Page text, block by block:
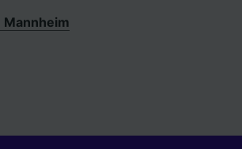
Mannheim